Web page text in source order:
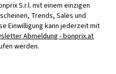
S.r.l. mit einem einzigen
Trends, Sales und
Einwilligung kann jederzeit mit
Abmeldung - bonprix.at
werden.